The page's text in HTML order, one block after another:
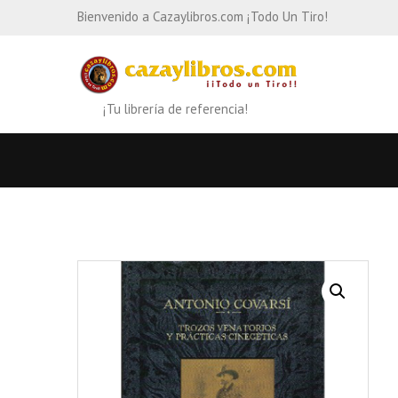
Bienvenido a Cazaylibros.com ¡Todo Un Tiro!
¡Tu librería de referencia!